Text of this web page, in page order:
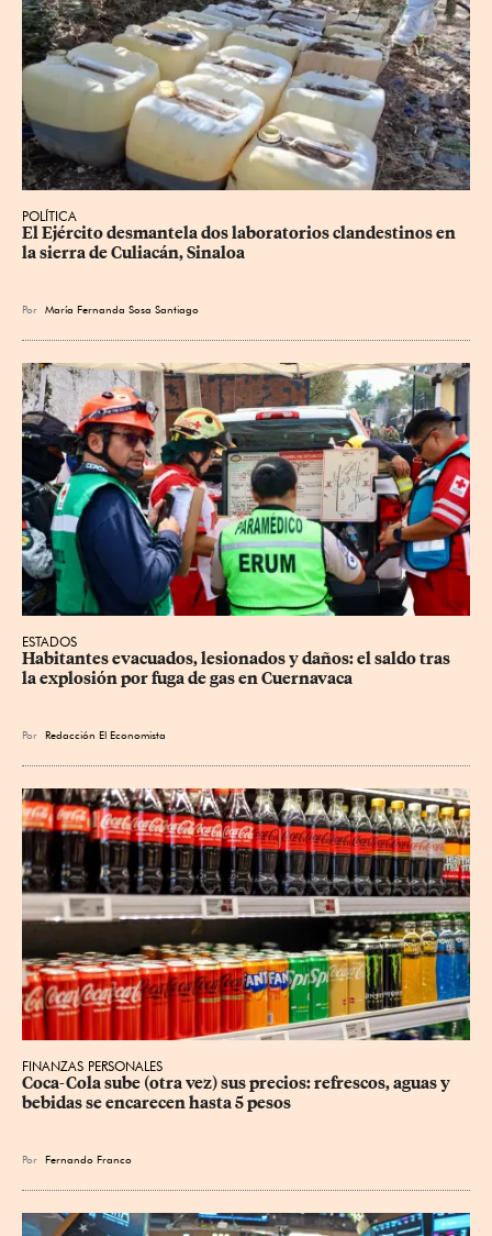
POLÍTICA
El Ejército desmantela dos laboratorios clandestinos en
la sierra de Culiacán, Sinaloa
Por María Fernanda Sosa Santiago
ESTADOS
Habitantes evacuados, lesionados y daños: el saldo tras
la explosión por fuga de gas en Cuernavaca
Por Redacción El Economista
FINANZAS PERSONALES
Coca-Cola sube (otra vez) sus precios: refrescos, aguas y
bebidas se encarecen hasta 5 pesos
Por Fernando Franco